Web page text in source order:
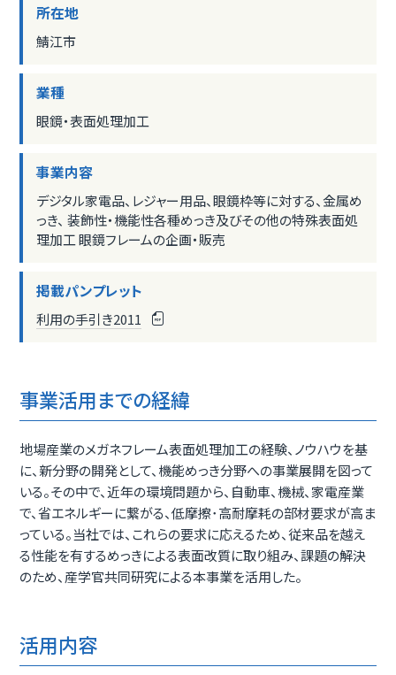
所在地
鯖江市
業種
眼鏡・表面処理加工
事業内容
デジタル家電品、レジャー用品、眼鏡枠等に対する、金属め
っき、 装飾性・機能性各種めっき及びその他の特殊表面処
理加工 眼鏡フレームの企画・販売
掲載パンプレット
利用の手引き2011
事業活用までの経緯
地場産業のメガネフレーム表面処理加工の経験、ノウハウを基
に、新分野の開発として、機能めっき分野への事業展開を図って
いる。その中で、近年の環境問題から、自動車、機械、家電産業
で、省エネルギーに繋がる、低摩擦･高耐摩耗の部材要求が高ま
っている。当社では、これらの要求に応えるため、従来品を越え
る性能を有するめっきによる表面改質に取り組み、課題の解決
のため、産学官共同研究による本事業を活用した。
活用内容